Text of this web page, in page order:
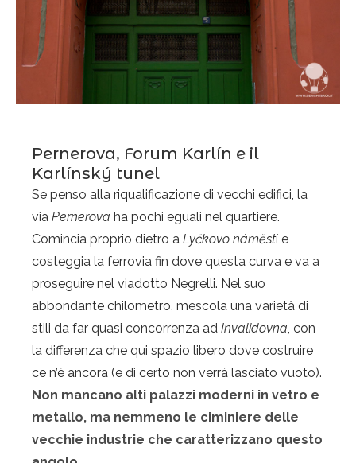
Pernerova, Forum Karlín e il
Karlínský tunel
Se penso alla riqualificazione di vecchi edifici, la
via Pernerova ha pochi eguali nel quartiere.
Comincia proprio dietro a Lyčkovo náměstí e
costeggia la ferrovia fin dove questa curva e va a
proseguire nel viadotto Negrelli. Nel suo
abbondante chilometro, mescola una varietà di
stili da far quasi concorrenza ad Invalidovna, con
la differenza che qui spazio libero dove costruire
ce n’è ancora (e di certo non verrà lasciato vuoto).
Non mancano alti palazzi moderni in vetro e
metallo, ma nemmeno le ciminiere delle
vecchie industrie che caratterizzano questo